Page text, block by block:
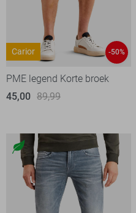
Carior -50%
PME legend Korte broek
45,00 89,99